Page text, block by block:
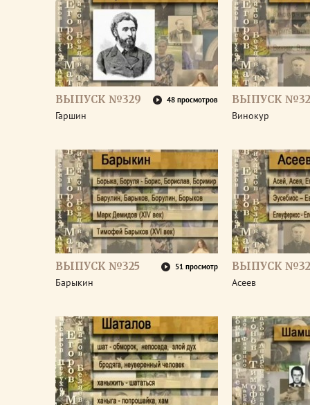
ВЫПУСК №329 48 просмотров
Гаршин
ВЫПУСК
Винокур
ВЫПУСК №325 51 просмотр
Барыкин
ВЫПУСК
Асеев